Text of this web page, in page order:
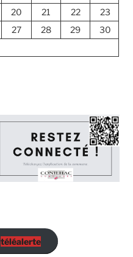
20 21 22
23
27 28 29
30
téléalerte